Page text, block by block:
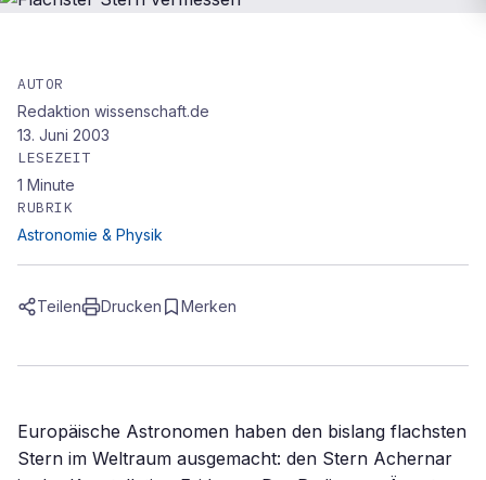
Flachster Stern vermessen
AUTOR
Redaktion wissenschaft.de
13. Juni 2003
LESEZEIT
1 Minute
RUBRIK
Astronomie & Physik
Teilen Drucken Merken
Europäische Astronomen haben den bislang flachsten
Stern im Weltraum ausgemacht: den Stern Achernar